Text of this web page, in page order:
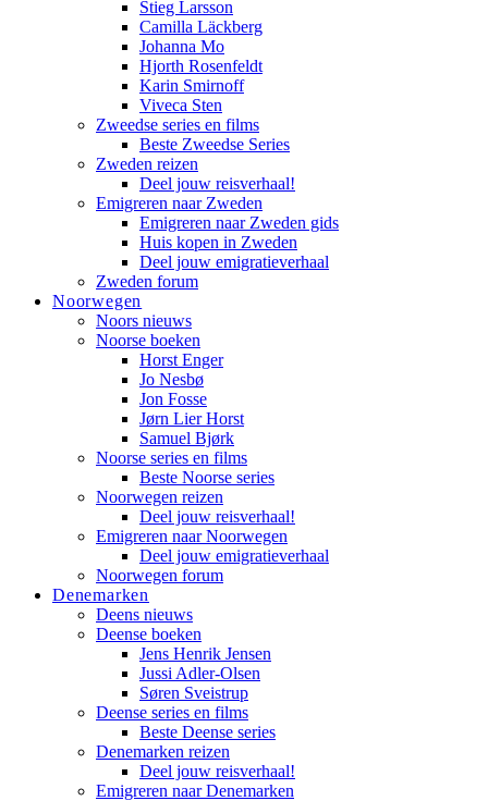
Stieg Larsson
Camilla Läckberg
Johanna Mo
Hjorth Rosenfeldt
Karin Smirnoff
Viveca Sten
Zweedse series en films
Beste Zweedse Series
Zweden reizen
Deel jouw reisverhaal!
Emigreren naar Zweden
Emigreren naar Zweden gids
Huis kopen in Zweden
Deel jouw emigratieverhaal
Zweden forum
Noorwegen
Noors nieuws
Noorse boeken
Horst Enger
Jo Nesbø
Jon Fosse
Jørn Lier Horst
Samuel Bjørk
Noorse series en films
Beste Noorse series
Noorwegen reizen
Deel jouw reisverhaal!
Emigreren naar Noorwegen
Deel jouw emigratieverhaal
Noorwegen forum
Denemarken
Deens nieuws
Deense boeken
Jens Henrik Jensen
Jussi Adler-Olsen
Søren Sveistrup
Deense series en films
Beste Deense series
Denemarken reizen
Deel jouw reisverhaal!
Emigreren naar Denemarken